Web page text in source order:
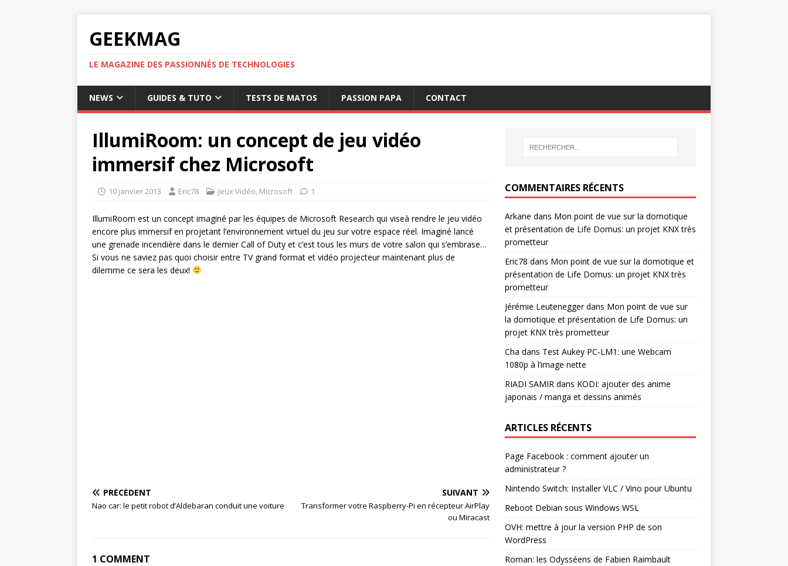
GEEKMAG
LE MAGAZINE DES PASSIONNÉS DE TECHNOLOGIES
NEWS GUIDES & TUTO TESTS DE MATOS PASSION PAPA CONTACT
IllumiRoom: un concept de jeu vidéo
immersif chez Microsoft
10 janvier 2013 Eric78 Jeux Vidéo, Microsoft 1
IllumiRoom est un concept imaginé par les équipes de Microsoft Research qui viseà rendre le jeu vidéo
encore plus immersif en projetant l’environnement virtuel du jeu sur votre espace réel. Imaginé lancé
une grenade incendière dans le dernier Call of Duty et c’est tous les murs de votre salon qui s’embrase…
Si vous ne saviez pas quoi choisir entre TV grand format et vidéo projecteur maintenant plus de
dilemme ce sera les deux!
PRÉCÉDENT
Nao car: le petit robot d’Aldebaran conduit une voiture
SUIVANT
Transformer votre Raspberry-Pi en récepteur AirPlay
ou Miracast
1 COMMENT
COMMENTAIRES RÉCENTS
Arkane dans Mon point de vue sur la domotique
et présentation de Life Domus: un projet KNX très
prometteur
Eric78 dans Mon point de vue sur la domotique et
présentation de Life Domus: un projet KNX très
prometteur
Jérémie Leuteneggerdans Mon point de vue sur
la domotique et présentation de Life Domus: un
projet KNX très prometteur
Cha dans Test Aukey PC-LM1: une Webcam
1080p à l’image nette
RIADI SAMIR dans KODI: ajouter des anime
japonais / manga et dessins animés
ARTICLES RÉCENTS
Page Facebook : comment ajouter un
administrateur ?
Nintendo Switch: Installer VLC / Vino pour Ubuntu
Reboot Debian sous Windows WSL
OVH: mettre à jour la version PHP de son
WordPress
Roman: les Odysséens de Fabien Raimbault